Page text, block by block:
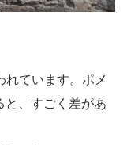
ています。ポメ
、すごく差があ